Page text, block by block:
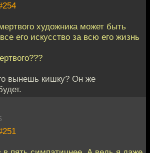
художника может быть
его искусство за всю его жизнь
вынешь кишку? Он же